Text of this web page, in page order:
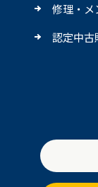
修理・メ
認定中古